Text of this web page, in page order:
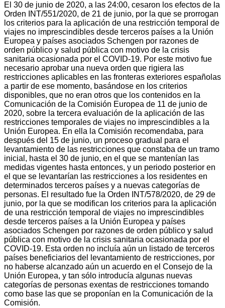
El 30 de junio de 2020, a las 24:00, cesaron los efectos de la
Orden INT/551/2020, de 21 de junio, por la que se prorrogan
los criterios para la aplicación de una restricción temporal de
viajes no imprescindibles desde terceros países a la Unión
Europea y países asociados Schengen por razones de
orden público y salud pública con motivo de la crisis
sanitaria ocasionada por el COVID-19. Por este motivo fue
necesario aprobar una nueva orden que rigiera las
restricciones aplicables en las fronteras exteriores españolas
a partir de ese momento, basándose en los criterios
disponibles, que no eran otros que los contenidos en la
Comunicación de la Comisión Europea de 11 de junio de
2020, sobre la tercera evaluación de la aplicación de las
restricciones temporales de viajes no imprescindibles a la
Unión Europea. En ella la Comisión recomendaba, para
después del 15 de junio, un proceso gradual para el
levantamiento de las restricciones que constaba de un tramo
inicial, hasta el 30 de junio, en el que se mantenían las
medidas vigentes hasta entonces, y un periodo posterior en
el que se levantarían las restricciones a los residentes en
determinados terceros países y a nuevas categorías de
personas. El resultado fue la Orden INT/578/2020, de 29 de
junio, por la que se modifican los criterios para la aplicación
de una restricción temporal de viajes no imprescindibles
desde terceros países a la Unión Europea y países
asociados Schengen por razones de orden público y salud
pública con motivo de la crisis sanitaria ocasionada por el
COVID-19. Esta orden no incluía aún un listado de terceros
países beneficiarios del levantamiento de restricciones, por
no haberse alcanzado aún un acuerdo en el Consejo de la
Unión Europea, y tan sólo introducía algunas nuevas
categorías de personas exentas de restricciones tomando
como base las que se proponían en la Comunicación de la
Comisión.